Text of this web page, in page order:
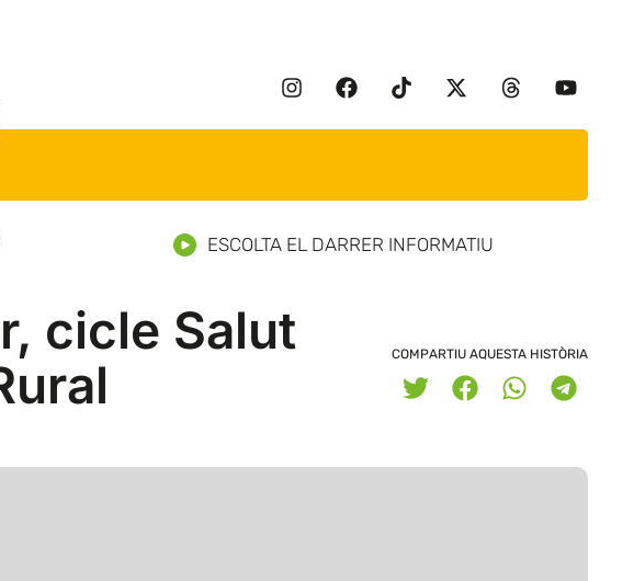
ESCOLTA EL DARRER INFORMATIU
cicle Salut
COMPARTIU AQUESTA HISTÒRIA